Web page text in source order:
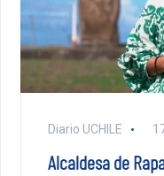
Diario UCHILE
Alcaldesa de